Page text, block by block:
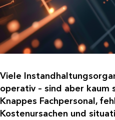
Viele
operativ – sind aber kaum
Knappes Fachpersonal,
Kostenursachen und